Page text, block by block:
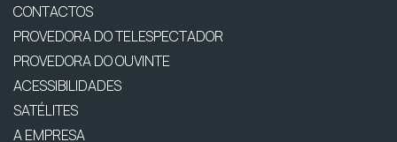
CONTACTOS
PROVEDORA DO TELESPECTADOR
PROVEDORA DO OUVINTE
ACESSIBILIDADES
SATÉLITES
A EMPRESA